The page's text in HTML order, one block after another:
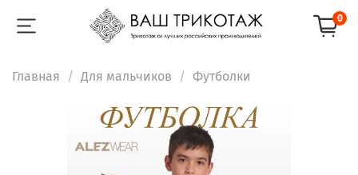
0
Главная Для мальчиков Футболки